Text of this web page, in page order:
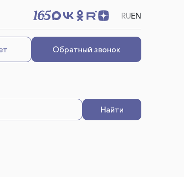
RUEN
Обратный звонок
Найти